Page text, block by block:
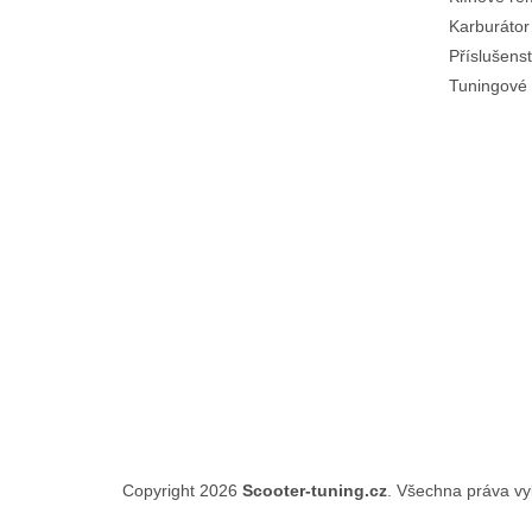
Tuningové
Copyright 2026 Scooter-tuning.cz. Všechna práva